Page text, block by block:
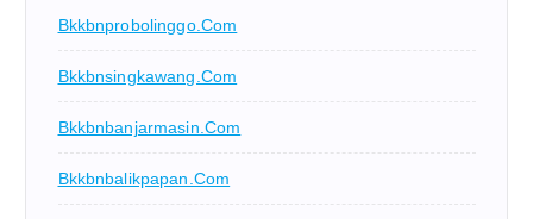
Bkkbnprobolinggo.com
Bkkbnsingkawang.com
Bkkbnbanjarmasin.com
Bkkbnbalikpapan.com